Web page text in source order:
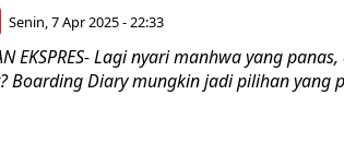
Senin, 7 Apr 2025 - 22:33
EKSPRES- Lagi nyari manhwa yang
Boarding Diary mungkin jadi pilihan yang